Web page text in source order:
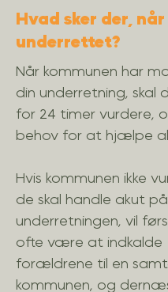
Hvad sker der,
underrettet?
Når kommunen har
din underretning, skal
for 24 timer vurdere,
behov for at hjælpe
Hvis kommunen ikke
de skal handle akut på
underretningen, vil
ofte være at indkalde
forældrene til en
kommunen, og